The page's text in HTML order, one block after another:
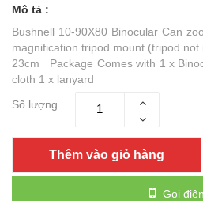
Mô tả :
Bushnell 10-90X80 Binocular Can
magnification tripod mount (tripod
23cm Package Comes with 1 x
cloth 1 x lanyard
Số lượng
Thêm vào giỏ hàng
Gọi điện